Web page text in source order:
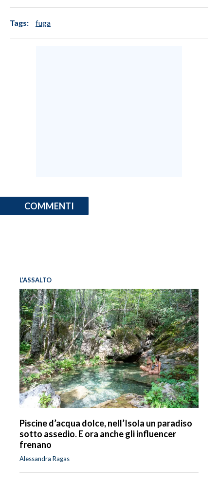
Tags: fuga
COMMENTI
L’ASSALTO
Piscine d’acqua dolce, nell’Isola un paradiso
sotto assedio. E ora anche gli influencer
frenano
Alessandra Ragas